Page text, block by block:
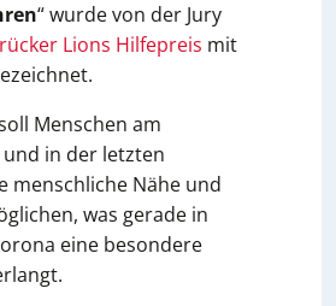
“ wurde von der Jury
Lions Hilfepreis mit
Menschen am
und in der letzten
menschliche Nähe und
was gerade in
eine besondere